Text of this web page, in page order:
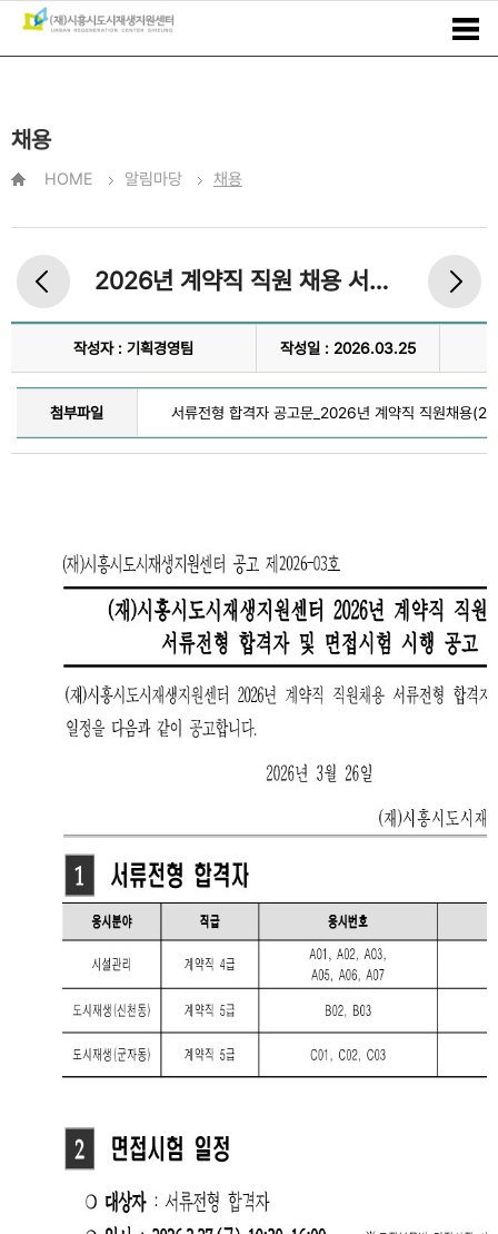
채용
HOME 알림마당 채용
2026년 계약직 직원 채용 서류전형 합격자 및 면접시험 시행 공고
작성자 : 기획경영팀 작성일 : 2026.03.25
첨부파일 서류전형 합격자 공고문_2026년 계약직 직원채용